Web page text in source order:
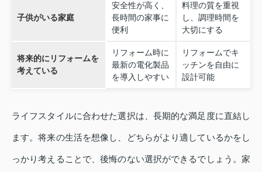
子供がいる家庭
安全性が高く、
長時間の家事に
便利
料理の質を重視
し、調理時間を
大切にする
将来的にリフォームを
考えている
リフォーム時に
最新の電化製品
を導入しやすい
リフォームでキ
ッチンを自由に
設計可能
ライフスタイルに合わせた選択は、長期的な満足度に直結し
ます。将来の生活を想像し、どちらがより適しているかをし
っかり考えることで、後悔のない選択ができるでしょう。家